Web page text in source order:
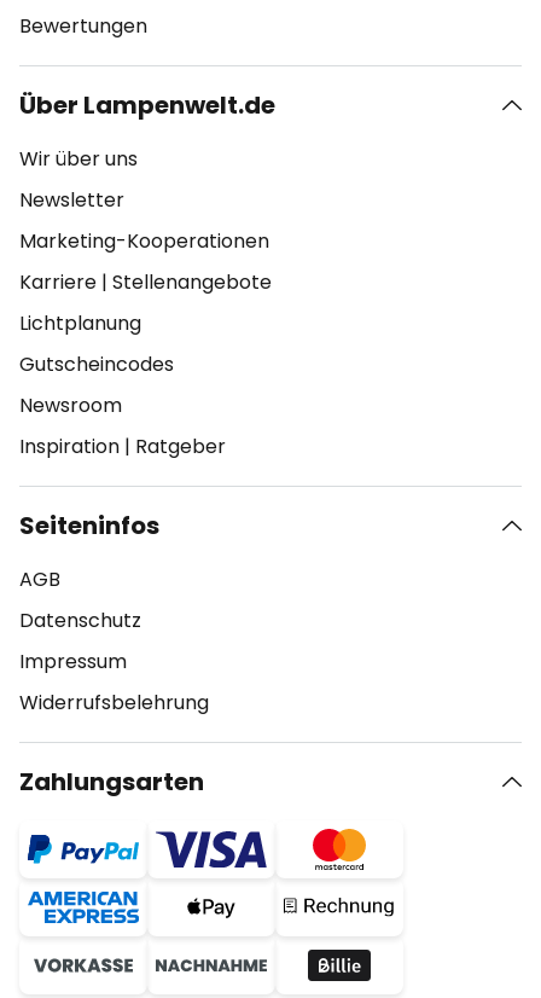
Bewertungen
Über Lampenwelt.de
Wir über uns
Newsletter
Marketing-Kooperationen
Karriere | Stellenangebote
Lichtplanung
Gutscheincodes
Newsroom
Inspiration | Ratgeber
Seiteninfos
AGB
Datenschutz
Impressum
Widerrufsbelehrung
Zahlungsarten